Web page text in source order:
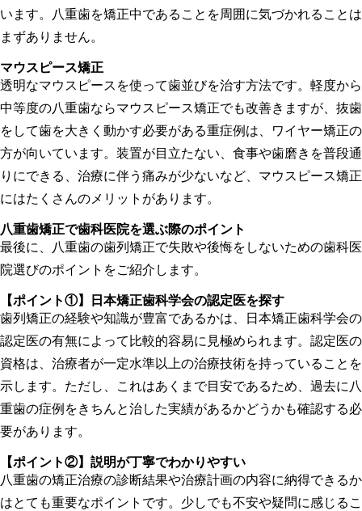
います。八重歯を矯正中であることを周囲に気づかれることは
まずありません。
マウスピース矯正
透明なマウスピースを使って歯並びを治す方法です。軽度から
中等度の八重歯ならマウスピース矯正でも改善きますが、抜歯
をして歯を大きく動かす必要がある重症例は、ワイヤー矯正の
方が向いています。装置が目立たない、食事や歯磨きを普段通
りにできる、治療に伴う痛みが少ないなど、マウスピース矯正
にはたくさんのメリットがあります。
八重歯矯正で歯科医院を選ぶ際のポイント
最後に、八重歯の歯列矯正で失敗や後悔をしないための歯科医
院選びのポイントをご紹介します。
【ポイント①】
日本矯正歯科学会の認定医を探す
歯列矯正の経験や知識が豊富であるかは、日本矯正歯科学会の
認定医の有無によって比較的容易に見極められます。認定医の
資格は、治療者が一定水準以上の治療技術を持っていることを
示します。ただし、これはあくまで目安であるため、過去に八
重歯の症例をきちんと治した実績があるかどうかも確認する必
要があります。
【ポイント②】 説明が丁寧でわかりやすい
八重歯の矯正治療の診断結果や治療計画の内容に納得できるか
はとても重要なポイントです。少しでも不安や疑問に感じるこ